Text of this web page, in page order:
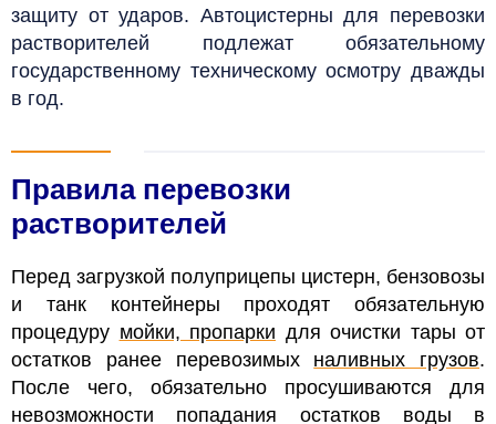
защиту от ударов. Автоцистерны для перевозки
растворителей подлежат обязательному
государственному техническому осмотру дважды
в год.
Правила перевозки
растворителей
Перед загрузкой полуприцепы цистерн, бензовозы
и танк контейнеры проходят обязательную
процедуру мойки, пропарки для очистки тары от
остатков ранее перевозимых наливных грузов.
После чего, обязательно просушиваются для
невозможности попадания остатков воды в